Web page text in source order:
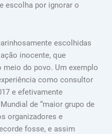
escolha por ignorar o
escolhidas
inocente, que
meio do povo. Um exemplo
como consultor
e efetivamente
de “maior grupo de
organizadores e
fosse, e assim